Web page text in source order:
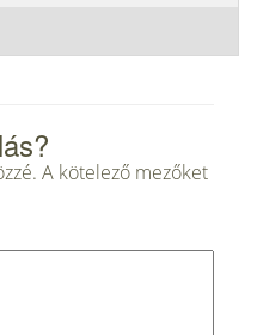
A kötelező mezőket